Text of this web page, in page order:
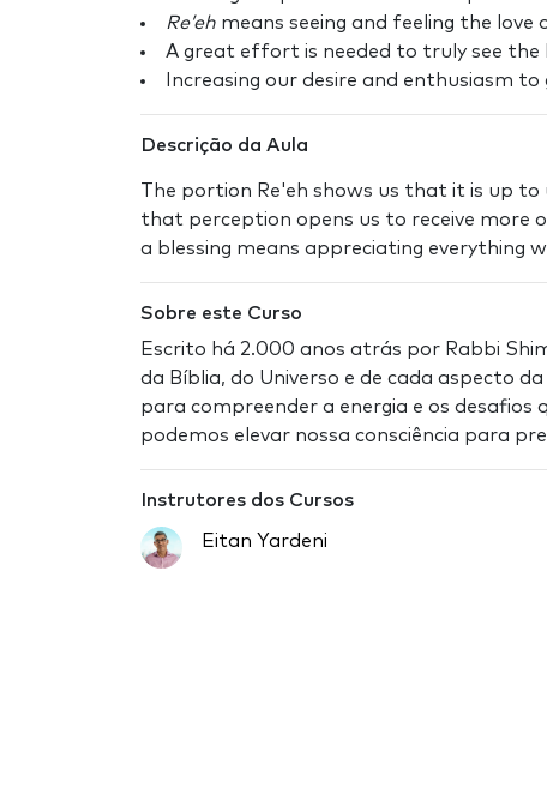
Re’eh means seeing and feeling the love
A great effort is needed to truly see the
Increasing our desire and enthusiasm
Descrição da Aula
The portion Re'eh shows us that it is up to
that perception opens us to receive more
a blessing means appreciating everything
Sobre este Curso
Escrito há 2.000 anos atrás por Rabbi
da Bíblia, do Universo e de cada aspecto
para compreender a energia e os
podemos elevar nossa consciência para
Instrutores dos Cursos
Eitan Yardeni